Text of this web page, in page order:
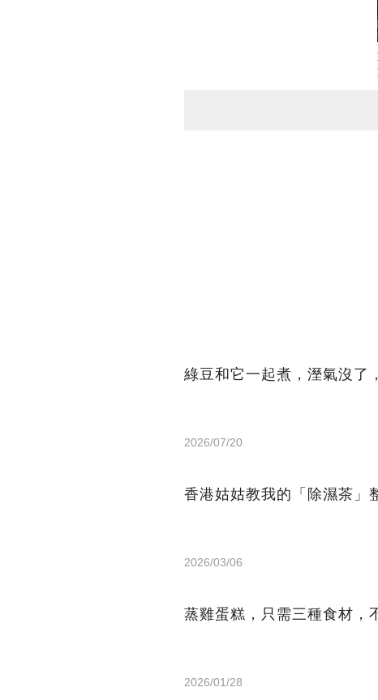
綠豆和它一起煮，溼氣沒了
2026/07/20
香港姑姑教我的「除濕茶」
2026/03/06
蒸雞蛋糕，只需三種食材，
2026/01/28